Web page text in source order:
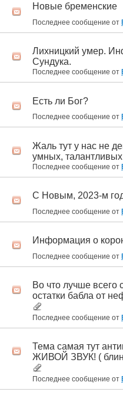
Новые бременские
Последнее сообщение от
Лихницкий умер.
Сундука.
Последнее сообщение от
Есть ли Бог?
Последнее сообщение от
Жаль тут у нас не
умных,
Последнее сообщение от
С Новым, 2023-м
Последнее сообщение от
Информация о
Последнее сообщение от
Во что лучше всего
остатки бабла от
Последнее сообщение от
Тема самая тут
ЖИВОЙ ЗВУК! (
Последнее сообщение от